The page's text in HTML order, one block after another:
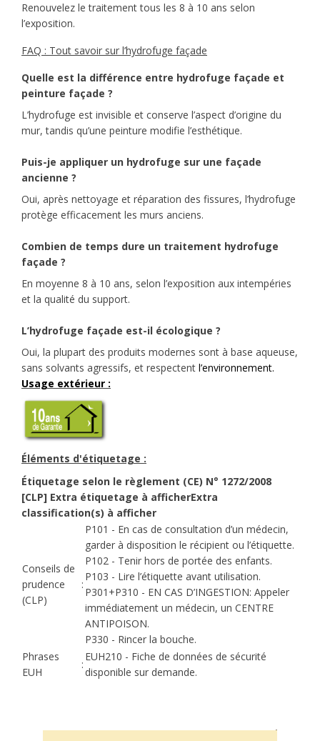
Renouvelez le traitement tous les 8 à 10 ans selon
l’exposition.
FAQ : Tout savoir sur l’hydrofuge façade
Quelle est la différence entre hydrofuge façade et
peinture façade ?
L’hydrofuge est invisible et conserve l’aspect d’origine du
mur, tandis qu’une peinture modifie l’esthétique.
Puis-je appliquer un hydrofuge sur une façade
ancienne ?
Oui, après nettoyage et réparation des fissures, l’hydrofuge
protège efficacement les murs anciens.
Combien de temps dure un traitement hydrofuge
façade ?
En moyenne 8 à 10 ans, selon l’exposition aux intempéries
et la qualité du support.
L’hydrofuge façade est-il écologique ?
Oui, la plupart des produits modernes sont à base aqueuse,
sans solvants agressifs, et respectent l’environnement.
Usage extérieur :
Éléments d'étiquetage :
Étiquetage selon le règlement (CE) N° 1272/2008
[CLP] Extra étiquetage à afficherExtra
classification(s) à afficher
Conseils de
prudence
(CLP)
:
P101 - En cas de consultation d’un médecin,
garder à disposition le récipient ou l’étiquette.
P102 - Tenir hors de portée des enfants.
P103 - Lire l’étiquette avant utilisation.
P301+P310 - EN CAS D’INGESTION: Appeler
immédiatement un médecin, un CENTRE
ANTIPOISON.
P330 - Rincer la bouche.
Phrases
EUH
:
EUH210 - Fiche de données de sécurité
disponible sur demande.